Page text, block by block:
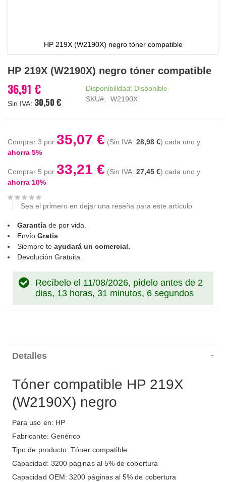
HP 219X (W2190X) negro tóner compatible
al
de
la
HP 219X (W2190X) negro tóner compatible
36,91 €
30,50 €
Disponibilidad: Disponible
SKU
W2190X
Comprar 3 por 35,07 € 28,98 € cada uno y
ahorra 5%
Comprar 5 por 33,21 € 27,45 € cada uno y
ahorra 10%
Sea el primero en dejar una reseña para este artículo
Garantía de por vida.
Envío Gratis.
Siempre te ayudará un comercial.
Devolución Gratuita.
Recíbelo el 11/08/2026, pídelo antes de 2
dias, 13 horas, 31 minutos, 5 segundos
Detalles
Tóner compatible HP 219X
(W2190X) negro
Para uso en: HP
Fabricante: Genérico
Tipo de producto: Tóner compatible
Capacidad: 3200 páginas al 5% de cobertura
Capacidad OEM: 3200 páginas al 5% de cobertura